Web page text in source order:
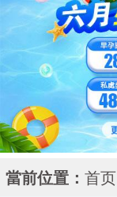
當前位置： 首页